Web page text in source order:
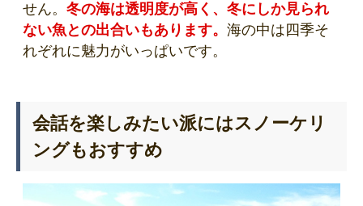
せん。 冬の海は透明度が高く、冬にしか見られ
ない魚との出合いもあります。 海の中は四季そ
れぞれに魅力がいっぱいです。
会話を楽しみたい派にはスノーケリ
ングもおすすめ